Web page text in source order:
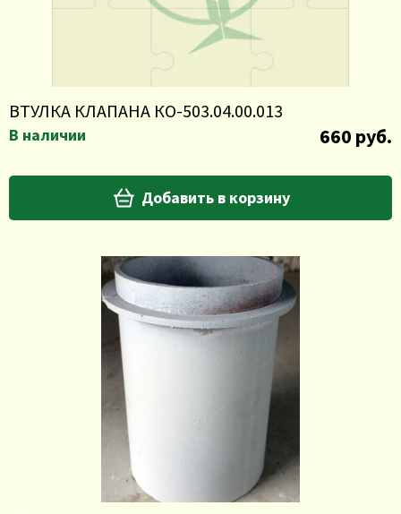
ВТУЛКА КЛАПАНА КО-503.04.00.013
В наличии 660 руб.
Добавить в корзину